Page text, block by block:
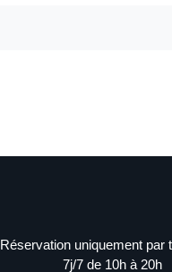
Réservation uniquement par
7j/7 de 10h à 20h